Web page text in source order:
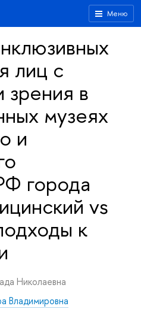
Меню
лиц с
в
музеях
и
города
vs
к
Николаевна
Владимировна